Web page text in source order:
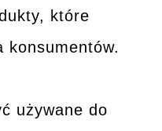
które
konsumentów.
używane do